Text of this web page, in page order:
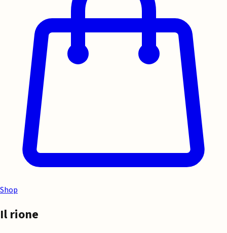
Shop
Il rione